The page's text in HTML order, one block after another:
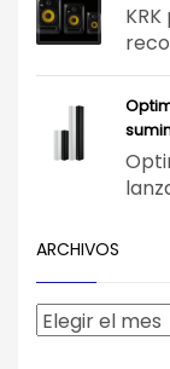
ARCHIVOS